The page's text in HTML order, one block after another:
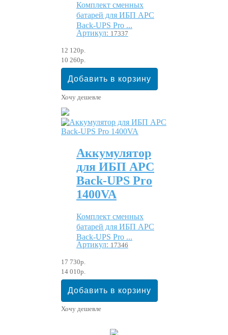
Комплект сменных
батарей для ИБП APC
Back-UPS Pro ...
Артикул: 17337
12 120р.
10 260р.
Хочу дешевле
Аккумулятор
для ИБП APC
Back-UPS Pro
1400VA
Комплект сменных
батарей для ИБП APC
Back-UPS Pro ...
Артикул: 17346
17 730р.
14 010р.
Хочу дешевле